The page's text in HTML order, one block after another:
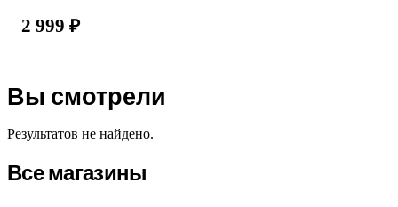
2 999 ₽
Вы смотрели
Результатов не найдено.
Все магазины